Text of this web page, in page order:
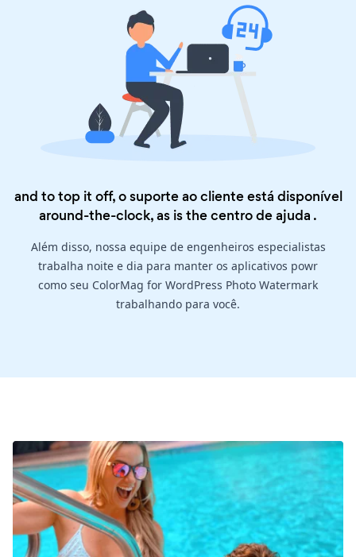
and to top it off, o suporte ao cliente está disponível
around-the-clock, as is thecentro de ajuda .
Além disso, nossa equipe de engenheiros especialistas
trabalha noite e dia para manter os aplicativos powr
como seu ColorMag for WordPress Photo Watermark
trabalhando para você.